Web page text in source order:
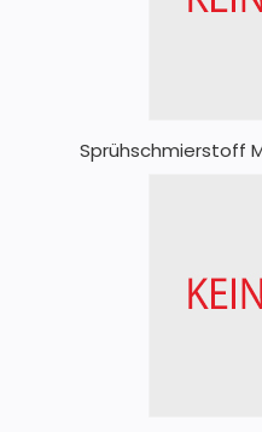
Sprühschmierstoff